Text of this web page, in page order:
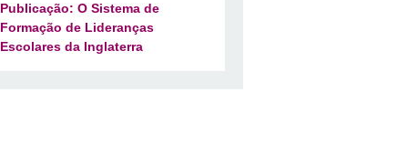
Publicação: O Sistema de
Formação de Lideranças
Escolares da Inglaterra